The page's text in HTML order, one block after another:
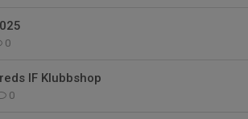
0
IF Klubbshop
0